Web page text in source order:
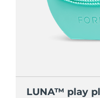
LUNA™ play
LUNA™ play